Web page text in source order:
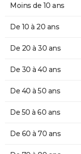
Moins de 10 ans
De 10 à 20 ans
De 20 à 30 ans
De 30 à 40 ans
De 40 à 50 ans
De 50 à 60 ans
De 60 à 70 ans